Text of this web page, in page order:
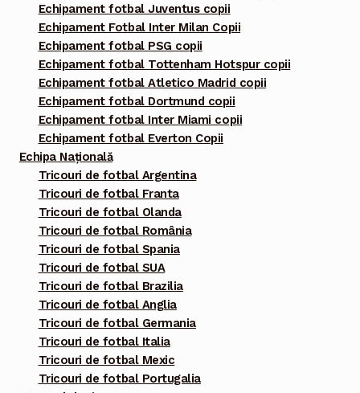
Echipament fotbal Juventus copii
Echipament Fotbal Inter Milan Copii
Echipament fotbal PSG copii
Echipament fotbal Tottenham Hotspur copii
Echipament fotbal Atletico Madrid copii
Echipament fotbal Dortmund copii
Echipament fotbal Inter Miami copii
Echipament fotbal Everton Copii
Echipa Națională
Tricouri de fotbal Argentina
Tricouri de fotbal Franta
Tricouri de fotbal Olanda
Tricouri de fotbal România
Tricouri de fotbal Spania
Tricouri de fotbal SUA
Tricouri de fotbal Brazilia
Tricouri de fotbal Anglia
Tricouri de fotbal Germania
Tricouri de fotbal Italia
Tricouri de fotbal Mexic
Tricouri de fotbal Portugalia